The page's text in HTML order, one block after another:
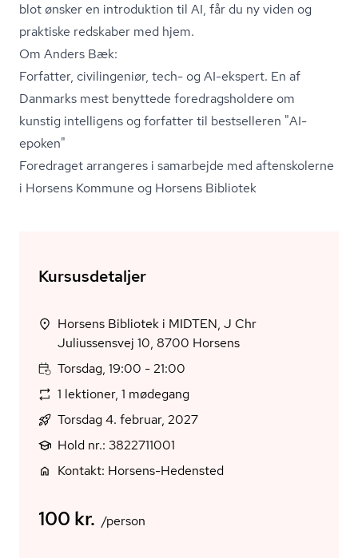
blot ønsker en introduktion til AI, får du ny viden og
praktiske redskaber med hjem.
Om Anders Bæk:
Forfatter, civilingeniør, tech- og AI-ekspert. En af
Danmarks mest benyttede fored­rags­hol­de­re om
kunstig intelligens og forfatter til bestselleren "AI-
epoken"
Foredraget arrangeres i samarbejde med aftenskolerne
i Horsens Kommune og Horsens Bibliotek
Kursusdetaljer
Horsens Bibliotek i MIDTEN, J Chr
Juliussensvej 10, 8700 Horsens
Torsdag, 19:00 - 21:00
1 lektioner, 1 mødegang
Torsdag 4. februar, 2027
Hold nr.: 3822711001
Kontakt: Horsens-Hedensted
100 kr. /person